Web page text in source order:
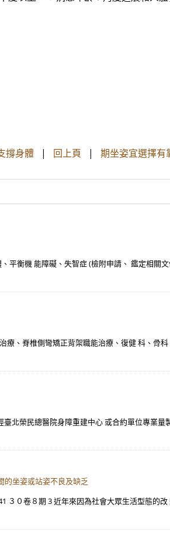
撐身體 | 回上頁 | 期坐姿宜選擇有
平衡機 能障礙、失智症 (檢附申請、 鑑定相
、脊椎側彎矯正背架職能治療、復健 科、骨
北榮民總醫院身障重建中心 或合約單位專業
的坐姿或站姿不良及缺乏
３０卷８期 3 近年來因為社會大眾生活型態的